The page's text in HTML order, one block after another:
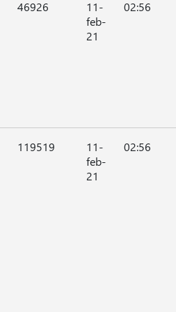
46926
11-
feb-
21
02:56
119519
11-
feb-
21
02:56